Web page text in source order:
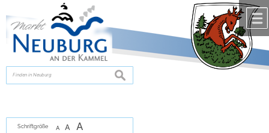
zur Navigationoder
springen.
suchen
Schriftgröße A A A